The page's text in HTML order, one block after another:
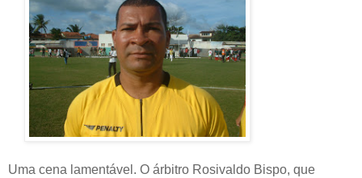
Uma cena lamentável. O árbitro Rosivaldo Bispo, que